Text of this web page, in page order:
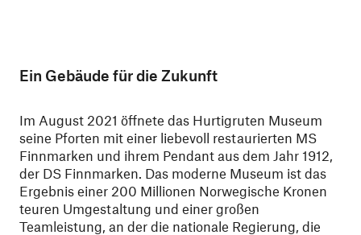
Ein Gebäude für die Zukunft
Im August 2021 öffnete das Hurtigruten Museum
seine Pforten mit einer liebevoll restaurierten MS
Finnmarken und ihrem Pendant aus dem Jahr 1912,
der DS Finnmarken. Das moderne Museum ist das
Ergebnis einer 200 Millionen Norwegische Kronen
teuren Umgestaltung und einer großen
Teamleistung, an der die nationale Regierung, die